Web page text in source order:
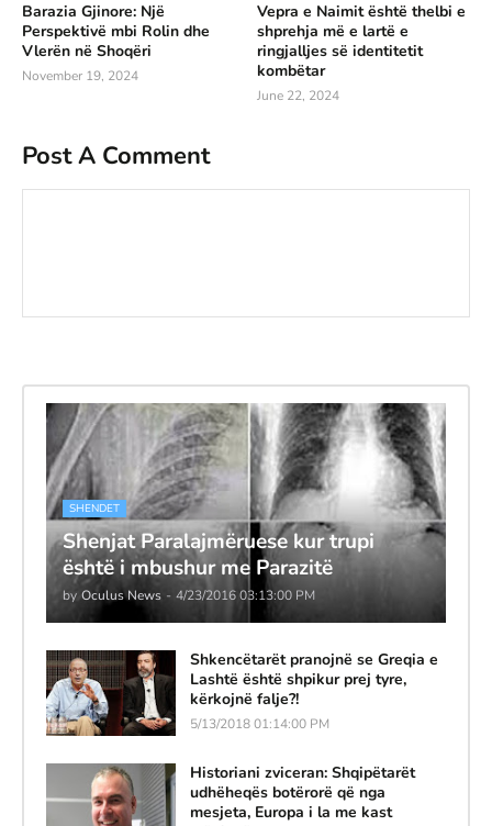
Barazia Gjinore: Një
Perspektivë mbi Rolin dhe
Vlerën në Shoqëri
November 19, 2024
Vepra e Naimit është thelbi e
shprehja më e lartë e
ringjalljes së identitetit
kombëtar
June 22, 2024
Post A Comment
SHENDET
Shenjat Paralajmëruese kur trupi
është i mbushur me Parazitë
by Oculus News - 4/23/2016 03:13:00 PM
Shkencëtarët pranojnë se Greqia e
Lashtë është shpikur prej tyre,
kërkojnë falje?!
5/13/2018 01:14:00 PM
Historiani zviceran: Shqipëtarët
udhëheqës botërorë që nga
mesjeta, Europa i la me kast